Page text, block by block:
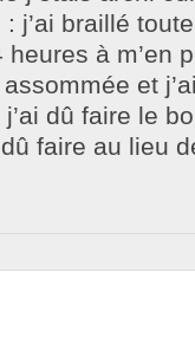
j’ai braillé
à m’en
et
dû faire le
faire au lieu